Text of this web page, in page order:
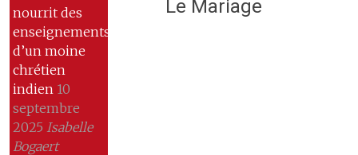
nourrit des
enseignements
d’un moine
chrétien
indien 10
septembre
2025 Isabelle
Bogaert
Le Mariage